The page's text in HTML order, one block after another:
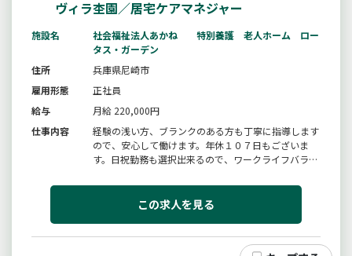
ヴィラ杢園／居宅ケアマネジャー
施設名
社会福祉法人あかね 特別養護 老人ホーム ロー
タス・ガーデン
住所
兵庫県尼崎市
雇用形態
正社員
給与
月給 220,000円
仕事内容
経験の浅い方、ブランクのある方も丁寧に指導します
ので、安心して働けます。年休１０７日もございま
す。日祝勤務も選択出来るので、ワークライフバラン
ＯＫ！！詳細は特記事項をご覧ください。施設内に託
児所があるので、小さなお子さんがいる方も働きやす
この求人を見る